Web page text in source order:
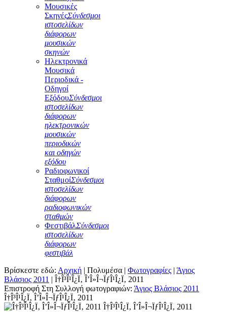
Μουσικές
ΣκηνέςΣύνδεσμοι
ιστοσελίδων
διάφορων
μουσικών
σκηνών
Ηλεκτρονικά
Μουσικά
Περιοδικά -
Οδηγοί
ΕξόδουΣύνδεσμοι
ιστοσελίδων
διάφορων
ηλεκτρονικών
μουσικών
περιοδικών
και οδηγών
εξόδου
Ραδιοφωνικοί
ΣταθμοίΣύνδεσμοι
ιστοσελίδων
διάφορων
ραδιοφωνικών
σταθμών
ΦεστιβάλΣύνδεσμοι
ιστοσελίδων
διάφορων
φεστιβάλ
Βρίσκεστε εδώ: Αρχική | Πολυμέσα | Φωτογραφίες | Άγιος
Βλάσιος 2011 | Î†Î³Î¹Î¿Ï‚ Î’Î»Î¬ÏƒÎ¹Î¿Ï‚ 2011
Επιστροφή Στη Συλλογή φωτογραφιών: Άγιος Βλάσιος 2011
Î†Î³Î¹Î¿Ï‚ Î’Î»Î¬ÏƒÎ¹Î¿Ï‚ 2011
Î†Î³Î¹Î¿Ï‚ Î’Î»Î¬ÏƒÎ¹Î¿Ï‚ 2011